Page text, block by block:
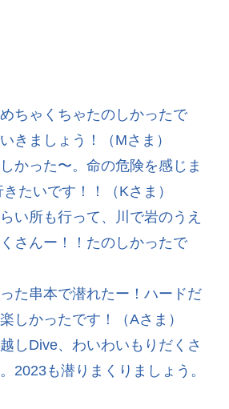
ちゃくちゃたのしかったで
きましょう！（Mさま）
かった〜。命の危険を感じま
たいです！！（Kさま）
い所も行って、川で岩のうえ
さんー！！たのしかったで
た串本で潜れたー！ハードだ
しかったです！（Aさま）
しDive、わいわいもりだくさ
2023も潜りまくりましょう。